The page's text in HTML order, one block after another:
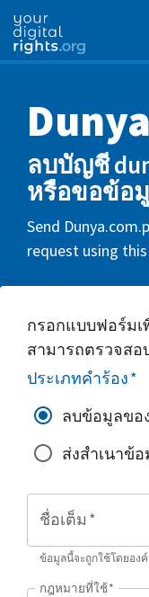
ลบบัญชี
หรือขอข้อ
Send
request using
กรอกแบบฟอร์ม
สามารถตรวจสอ
ประเภทคำร้อง*
ลบข้อมูลขอ
ส่งสำเนาข้
ชื่อเต็ม *
ข้อมูลนี้จะถูกใช้โดยอง
กฎหมายที่ใช้*